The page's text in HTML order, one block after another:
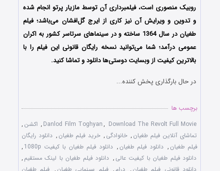
روبیک منصوری است، فیلمبرداری آن توسط مازیار پرتو انجام شده
و تدوین‌ و ویرایش آن نیز کاری از ایرج گل‌افشان می‌باشد؛ فیلم
طغیان در سال 1364 ساخته و در سینماهای سرتاسر کشور به اکران
عمومی درآمد؛ شما می‌توانید نسخه رایگان قانونی این فیلم را با
بالاترین کیفیت از وبسایت دوستی‌ها دانلود و تماشا کنید.
در حال بارگذاری پخش کننده...
برچسب ها
Danlod Film Toghyan, Download The Revolt Full Movie
, اکشن ,
تماشای آنلاین فیلم طغیان , خانوادگی , خرید فیلم طغیان , دانلود رایگان
فیلم طغیان , دانلود فیلم طغیان , دانلود فیلم طغیان با کیفیت 1080p
,
دانلود فیلم طغیان با کیفیت عالی , دانلود فیلم طغیان با لینک مستقیم ,